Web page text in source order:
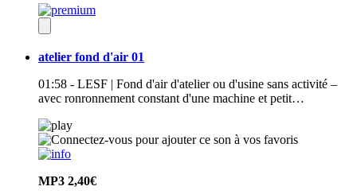
atelier fond d'air 01
01:58 - LESF | Fond d'air d'atelier ou d'usine sans activité –
avec ronronnement constant d'une machine et petit…
MP3 2,40€